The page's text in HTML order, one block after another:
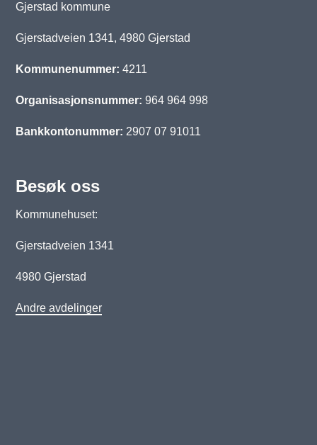
Gjerstad kommune
Gjerstadveien 1341, 4980 Gjerstad
Kommunenummer: 4211
Organisasjonsnummer: 964 964 998
Bankkontonummer: 2907 07 91011
Besøk oss
Kommunehuset:
Gjerstadveien 1341
4980 Gjerstad
Andre avdelinger